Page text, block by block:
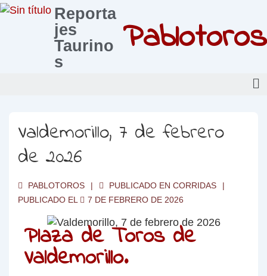
Reporta
jes
Taurino
s
Pablotoros
Valdemorillo, 7 de febrero
de 2026
PABLOTOROS PUBLICADO EN CORRIDAS
PUBLICADO EL
7 DE FEBRERO DE 2026
Plaza de Toros de
Valdemorillo.